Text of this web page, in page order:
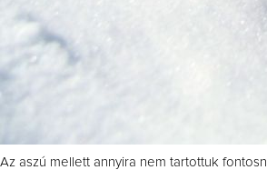
Az aszú mellett annyira nem tartottuk